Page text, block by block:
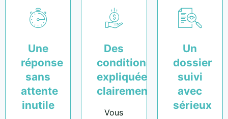
Une
réponse
sans
attente
inutile
Des
conditions
expliquées
clairement
Vous
Un
dossier
suivi
avec
sérieux